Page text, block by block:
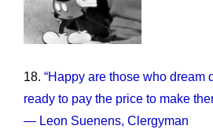
18. “Happy are those who dream
ready to pay the price to make
— Leon Suenens, Clergyman